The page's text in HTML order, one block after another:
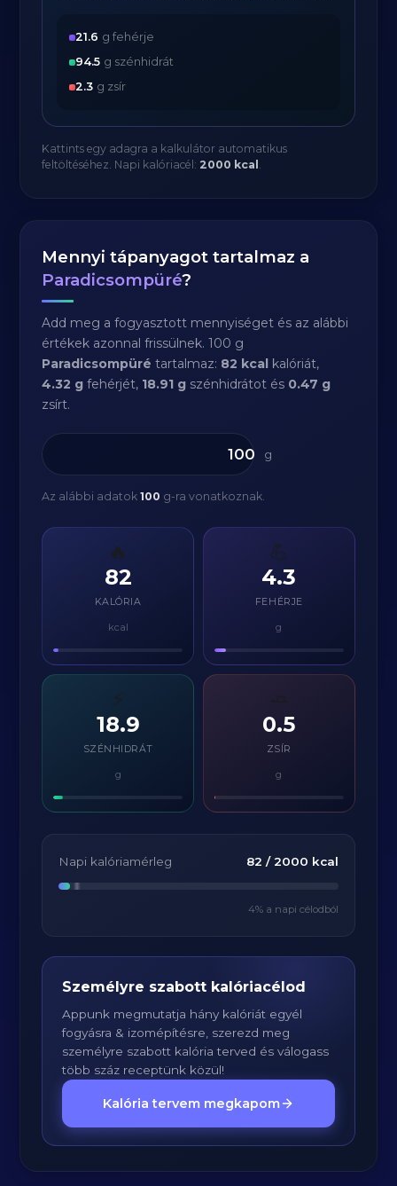
21.6 g fehérje
94.5 g szénhidrát
2.3 g zsír
Kattints egy adagra a kalkulátor automatikus
feltöltéséhez. Napi kalóriacél: 2000 kcal .
Mennyi tápanyagot tartalmaz a
Paradicsompüré?
Add meg a fogyasztott mennyiséget és az alábbi
értékek azonnal frissülnek. 100 g
Paradicsompüré tartalmaz: 82 kcal kalóriát,
4.32 g fehérjét, 18.91 g szénhidrátot és 0.47 g
zsírt.
g
Az alábbi adatok100 g-ra vonatkoznak.
🔥
82
KALÓRIA
kcal
💪
4.3
FEHÉRJE
g
⚡
18.9
SZÉNHIDRÁT
g
0.5
ZSÍR
g
Napi kalóriamérleg 82 / 2000 kcal
4% a napi célodból
Személyre szabott kalóriacélod
Appunk megmutatja hány kalóriát egyél
fogyásra & izomépítésre, szerezd meg
személyre szabott kalória terved és válogass
több száz receptünk közül!
Kalória tervem megkapom